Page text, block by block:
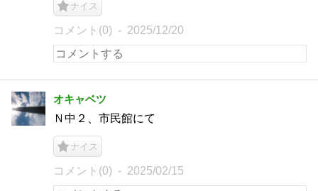
ナイス
コメント(0) 2025/12/20
オキャベツ
Ｎ中２、市民館にて
ナイス
コメント(0) 2025/02/15